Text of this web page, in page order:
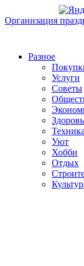
Организация
Разное
Услуги
Советы
Техника
Уют
Хобби
Отдых